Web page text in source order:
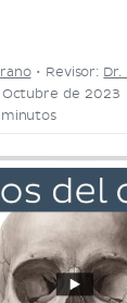
• Revisor: Dr.
de 2023